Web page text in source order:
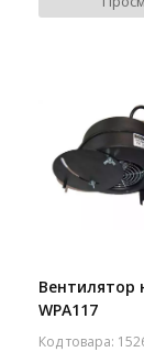
Вентилятор
WPA117
Код товара: